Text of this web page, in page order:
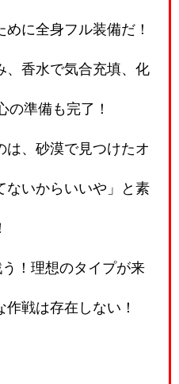
に全身フル装備だ！
、香水で気合充填、化
の準備も完了！
は、砂漠で見つけたオ
ないからいいや」と素
！理想のタイプが来
戦は存在しない！